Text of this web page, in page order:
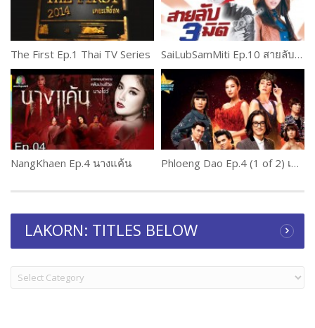
The First Ep.1 Thai TV Series SaiLubSamMiti Ep.10 สายลับ 3 มิติ
NangKhaen Ep.4 นางแค้น Phloeng Dao Ep.4 (1 of 2) เพลิงดาว
LAKORN: TITLES BELOW
LAKORN:
TITLES